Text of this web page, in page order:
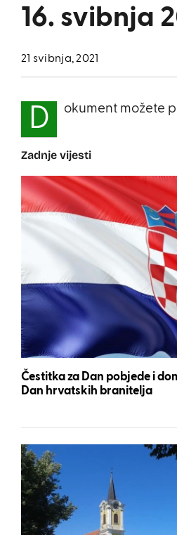
16. svibnja
21 svibnja, 2021
D okument možete
Zadnje vijesti
Čestitka za Dan pobjede i
Dan hrvatskih branitelja